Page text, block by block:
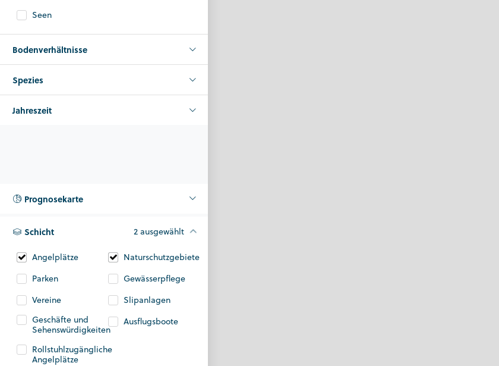
Seen
Bodenverhältnisse
Spezies
Jahreszeit
Prognosekarte
Schicht 2 ausgewählt
Angelplätze
Naturschutzgebiete
Parken
Gewässerpflege
Vereine
Slipanlagen
Geschäfte und
Sehenswürdigkeiten
Ausflugsboote
Rollstuhlzugängliche
Angelplätze